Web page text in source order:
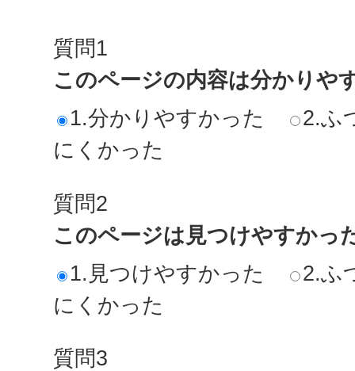
質問1
このページの内容は分かりや
1.分かりやすかった
2.ふ
にくかった
質問2
このページは見つけやすかっ
1.見つけやすかった
2.ふ
にくかった
質問3